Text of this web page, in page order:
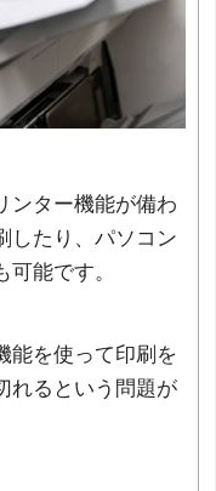
ンター機能が備わ
したり、パソコン
能です。
能を使って印刷を
れるという問題が